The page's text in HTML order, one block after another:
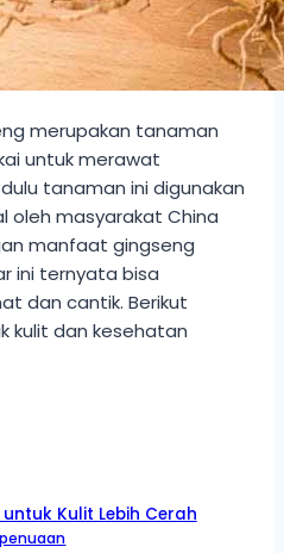
merupakan tanaman
untuk merawat
tanaman ini digunakan
oleh masyarakat China
manfaat gingseng
ini ternyata bisa
dan cantik. Berikut
kulit dan kesehatan
Kulit Lebih Cerah